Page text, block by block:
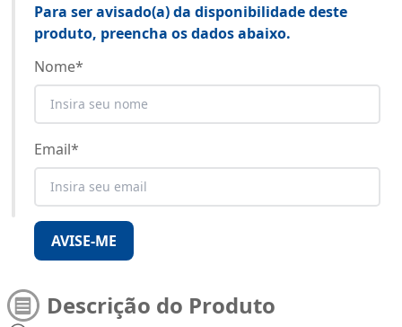
Para ser avisado(a) da disponibilidade deste
produto, preencha os dados abaixo.
Nome*
Email*
AVISE-ME
Descrição do Produto